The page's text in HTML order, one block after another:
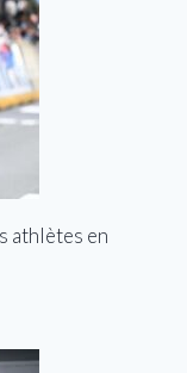
athlètes en